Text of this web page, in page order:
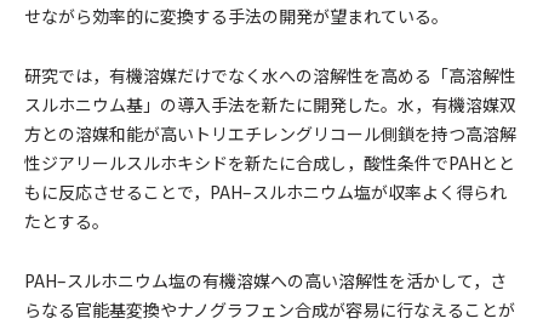
せながら効率的に変換する手法の開発が望まれている。
研究では，有機溶媒だけでなく水への溶解性を高める「高溶解性
スルホニウム基」の導入手法を新たに開発した。水，有機溶媒双
方との溶媒和能が高いトリエチレングリコール側鎖を持つ高溶解
性ジアリールスルホキシドを新たに合成し，酸性条件でPAHとと
もに反応させることで，PAH–スルホニウム塩が収率よく得られ
たとする。
PAH–スルホニウム塩の有機溶媒への高い溶解性を活かして，さ
らなる官能基変換やナノグラフェン合成が容易に行なえることが